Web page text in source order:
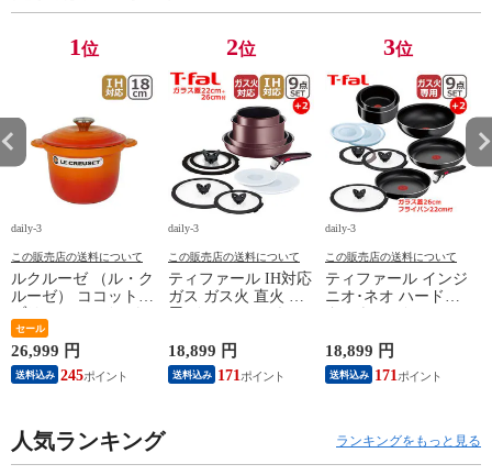
1位
daily-3
この販売店の送料について
ルクルーゼ （ル・ク
ルーゼ） ココットエ
ーリッド付き オレン
ジ ホーロー鍋 IH対
応 直火（ガス火）対
応 Le Creuset【北海
セール
26,999 円
送料込み 245
2位
daily-3
この販売店の送料について
ティファール IH対応
ガス ガス火 直火 兼
アンリミテッド セッ
ト9 L38591 + バタフ
ライガラスぶた
18,899 円
送料込み 171
3位
daily-3
この販売店の送料について
ティファール インジ
ニオ･ネオ ハードチ
点 L43891 + フライ
パン22cm + バタフラ
イガラスぶた 26cm付
用 直火 T-fal 【北海
18,899 円
送料込み 171
人気ランキング ランキングをもっと見る